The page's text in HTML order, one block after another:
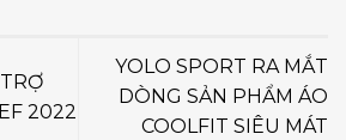
2022
YOLO SPORT RA MẮT
DÒNG SẢN PHẨM ÁO
COOLFIT SIÊU MÁT